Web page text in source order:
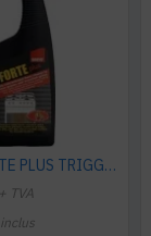
SANO FORTE PLUS TRIGGER, 750ml, detergent arsuri, grasimi
+ TVA
inclus